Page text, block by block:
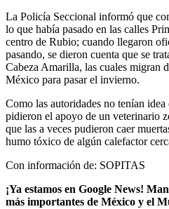
La Policía Seccional informó que
lo que había pasado en las calles
centro de Rubio; cuando llegaron
pasando, se dieron cuenta que se
Cabeza Amarilla, las cuales migran
México para pasar el invierno.
Como las autoridades no tenían idea
pidieron el apoyo de un veterinario
que las a veces pudieron caer
humo tóxico de algún calefactor
Con información de: SOPITAS
¡Ya estamos en Google News!
más importantes de México y el